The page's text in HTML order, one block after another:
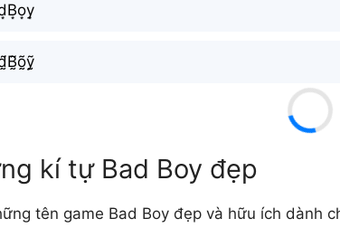
kí tự Bad Boy đẹp
tên game Bad Boy đẹp và hữu ích dành